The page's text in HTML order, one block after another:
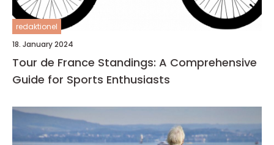
redaktionel
18. January 2024
Tour de France Standings: A Comprehensive
Guide for Sports Enthusiasts